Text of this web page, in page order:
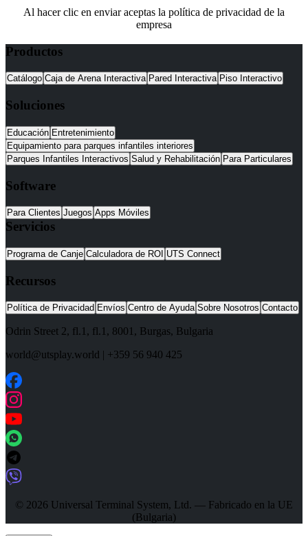
Al hacer clic en enviar aceptas la política de privacidad de la
empresa
Productos
Catálogo Caja de Arena Interactiva Pared Interactiva Piso Interactivo
Soluciones
Educación Entretenimiento
Equipamiento para parques infantiles interiores
Parques Infantiles Interactivos Salud y Rehabilitación Para Particulares
Software
Para Clientes Juegos Apps Móviles
Servicios
Programa de Canje Calculadora de ROI UTS Connect
Recursos
Política de Privacidad Envíos Centro de Ayuda Sobre Nosotros Contacto
Odrin Street 2, fl.1 , fl.1, 8001 , Burgas, Bulgaria
world@utsplay.world | +359 56 940 425
© 2026 Universal Terminal System, Ltd. — Fabricado en la UE
(Bulgaria)